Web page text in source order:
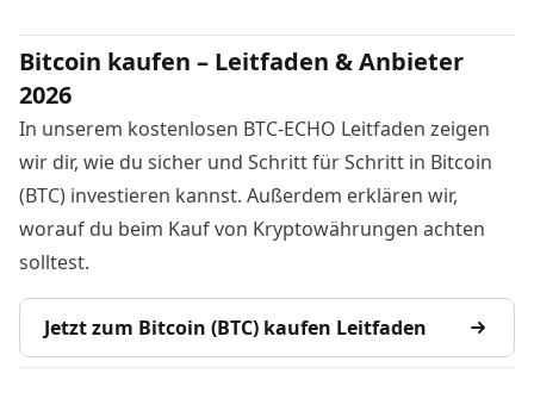
Bitcoin kaufen – Leitfaden & Anbieter
2026
In unserem kostenlosen BTC-ECHO Leitfaden zeigen
wir dir, wie du sicher und Schritt für Schritt in Bitcoin
(BTC) investieren kannst. Außerdem erklären wir,
worauf du beim Kauf von Kryptowährungen achten
solltest.
Jetzt zum Bitcoin (BTC) kaufen Leitfaden